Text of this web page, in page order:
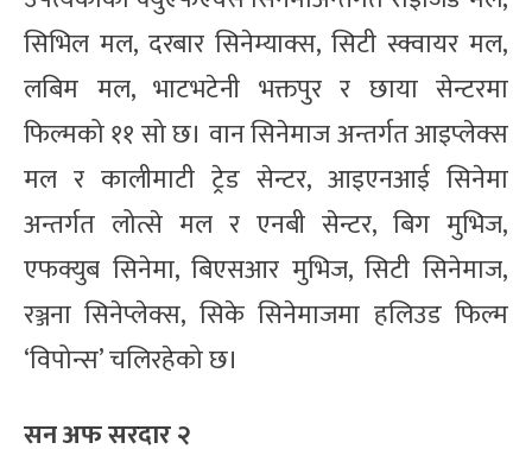
सिभिल मल, दरबार सिनेम्याक्स, सिटी स्क्वायर मल,
लबिम मल, भाटभटेनी भक्तपुर र छाया सेन्टरमा
फिल्मको ११ सो छ। वान सिनेमाज अन्तर्गत आइप्लेक्स
मल र कालीमाटी ट्रेड सेन्टर, आइएनआई सिनेमा
अन्तर्गत लोत्से मल र एनबी सेन्टर, बिग मुभिज,
एफक्युब सिनेमा, बिएसआर मुभिज, सिटी सिनेमाज,
रञ्जना सिनेप्लेक्स, सिके सिनेमाजमा हलिउड फिल्म
‘विपोन्स’ चलिरहेको छ।
सन अफ सरदार २